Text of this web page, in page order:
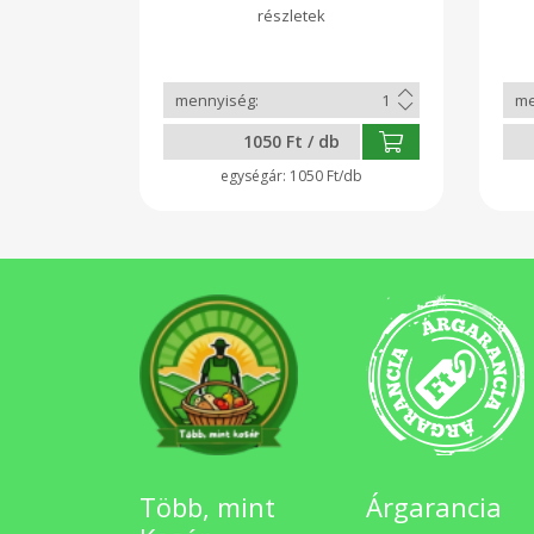
lenmag- és kölestartalmának
köszönheti. A benne lévő ősi
Olaszországban ez a kenyér
nyerte el Az "ÉV ÍZE" díjat.
Flamand Pékáru / Perec
1050 Ft / db
1050 Ft/db
Több, mint
Árgarancia